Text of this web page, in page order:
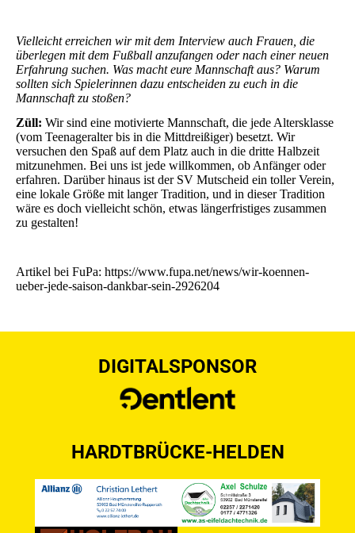
Vielleicht erreichen wir mit dem Interview auch Frauen, die
überlegen mit dem Fußball anzufangen oder nach einer neuen
Erfahrung suchen. Was macht eure Mannschaft aus? Warum
sollten sich Spielerinnen dazu entscheiden zu euch in die
Mannschaft zu stoßen?
Züll: Wir sind eine motivierte Mannschaft, die jede Altersklasse
(vom Teenageralter bis in die Mittdreißiger) besetzt. Wir
versuchen den Spaß auf dem Platz auch in die dritte Halbzeit
mitzunehmen. Bei uns ist jede willkommen, ob Anfänger oder
erfahren. Darüber hinaus ist der SV Mutscheid ein toller Verein,
eine lokale Größe mit langer Tradition, und in dieser Tradition
wäre es doch vielleicht schön, etwas längerfristiges zusammen
zu gestalten!
Artikel bei FuPa: https://www.fupa.net/news/wir-koennen-
ueber-jede-saison-dankbar-sein-2926204
DIGITALSPONSOR
HARDTBRÜCKE-HELDEN